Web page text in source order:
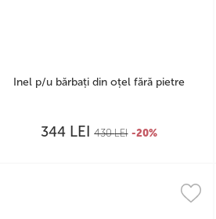
Inel p/u bărbați din oțel fără pietre
344 LEI 430LEI -20%